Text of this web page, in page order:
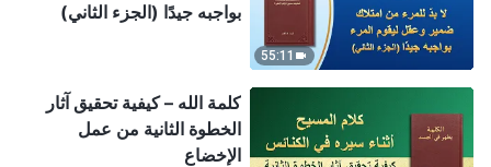
55:11
بواجبه جيدًا (الجزء الثاني)
كلمة الله – كيفية تحقيق آثار
الخطوة الثانية من عمل
الإخضاع